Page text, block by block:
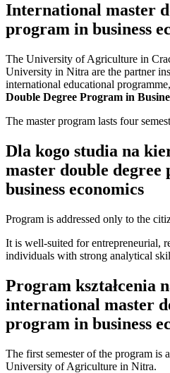
International master
program in business
The University of Agriculture in
University in Nitra are the partner
international educational
Double Degree Program in
The master program lasts four
Dla kogo studia na
master double degree
business economics
Program is addressed only to the
It is well-suited for entrepreneurial,
individuals with strong analytical
Program kształcenia
international master
program in business
The first semester of the program is
University of Agriculture in Nitra.